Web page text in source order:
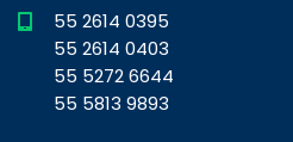
55 2614 0395
55 2614 0403
55 5272 6644
55 5813 9893